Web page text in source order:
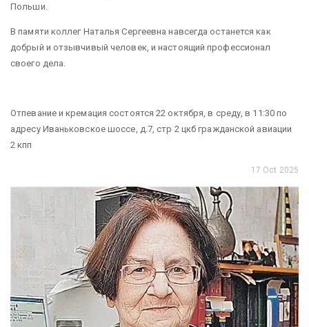
Польши.
В памяти коллег Наталья Сергеевна навсегда останется как
добрый и отзывчивый человек, и настоящий профессионал
своего дела.
Отпевание и кремация состоятся 22 октября, в среду, в 11:30 по
адресу Иваньковское шоссе, д.7, стр 2 цкб гражданской авиации
2 кпп
17 Oct 2025